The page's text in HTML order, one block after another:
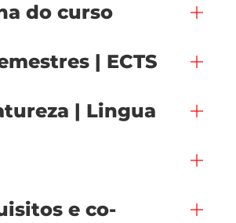
do curso
| ECTS
| Lingua
e co-